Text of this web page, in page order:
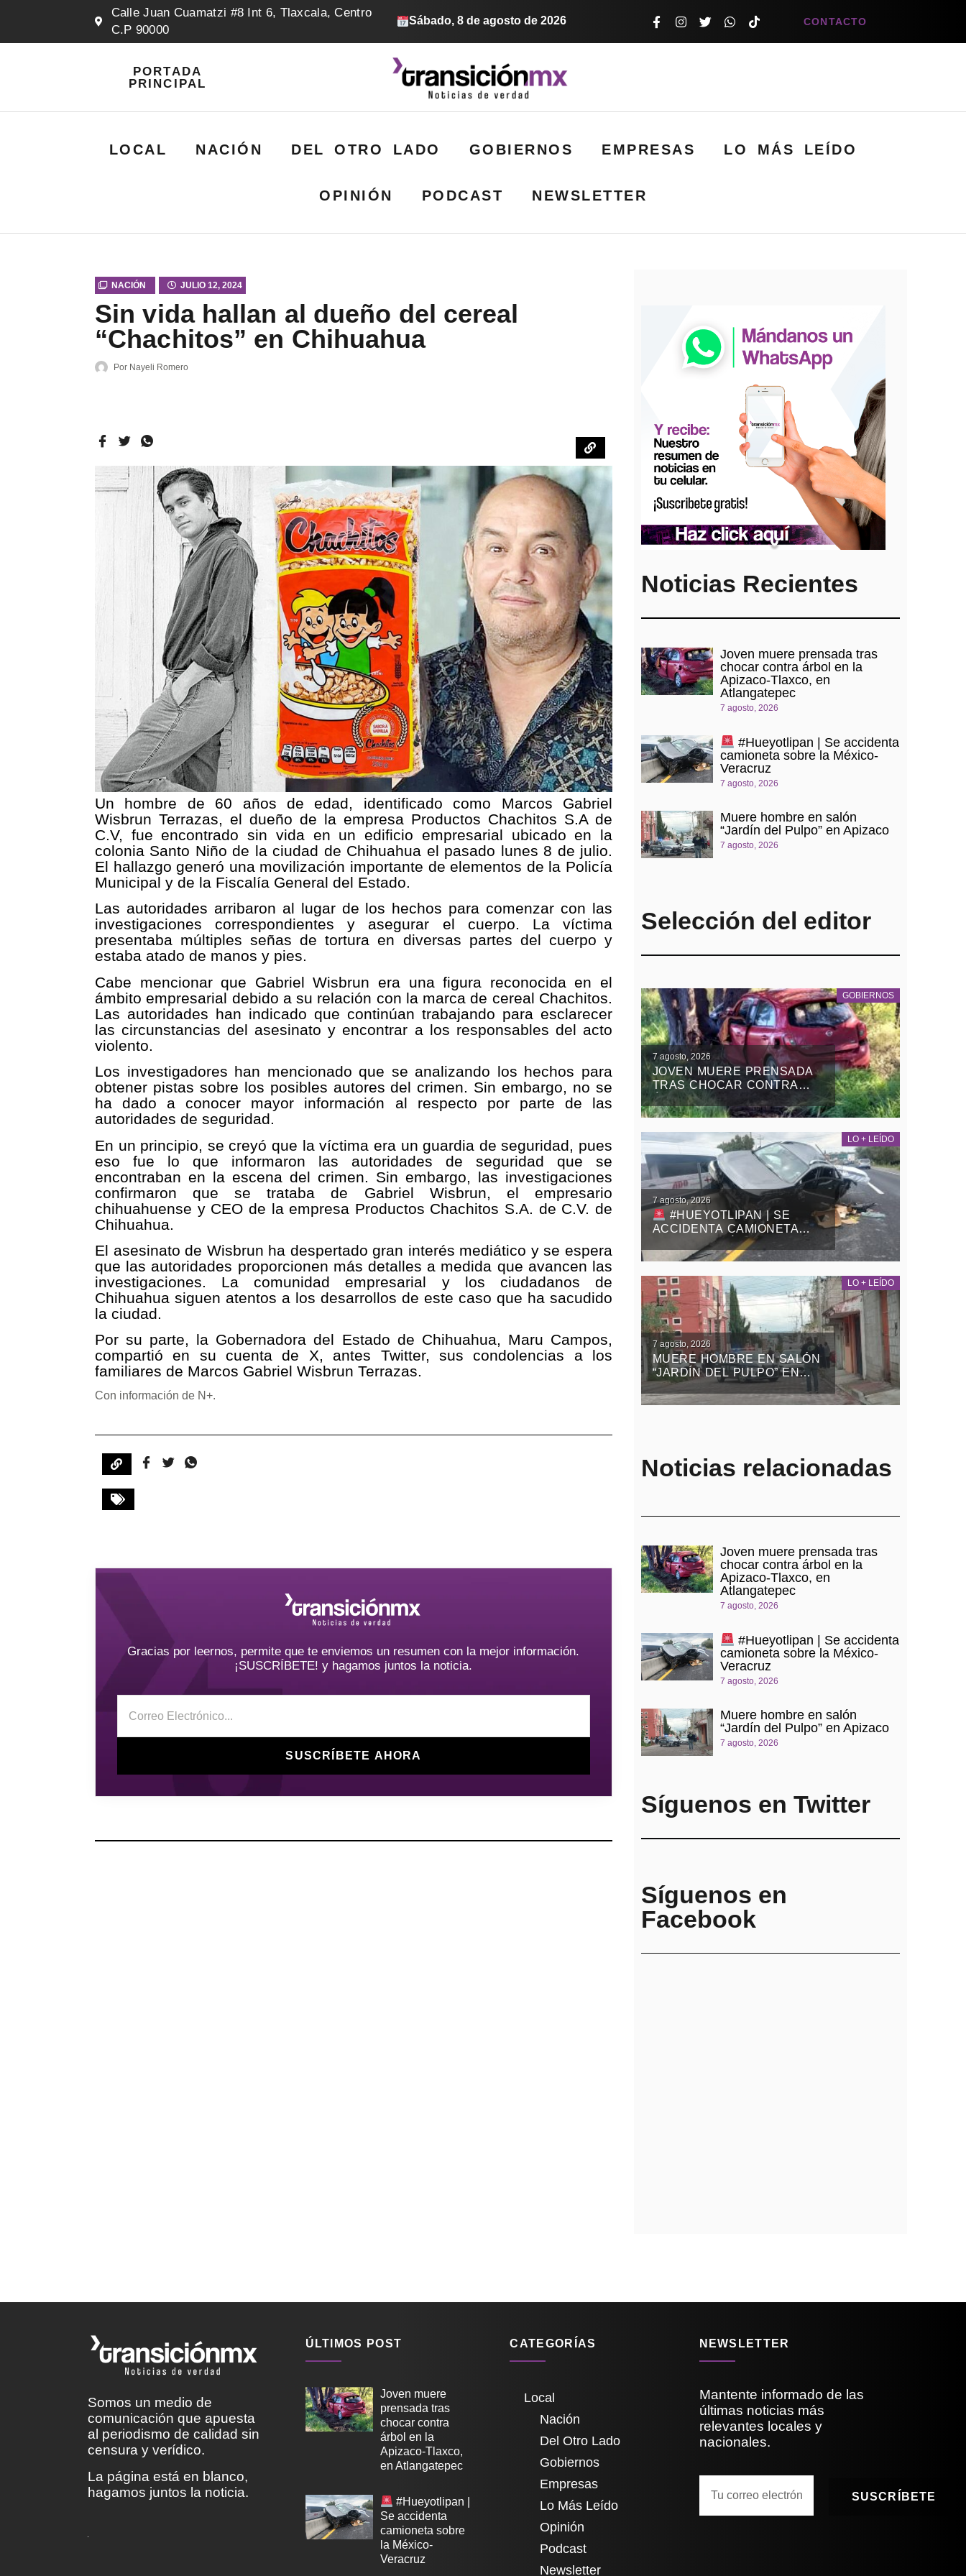
Calle Juan Cuamatzi #8 Int 6, Tlaxcala, Centro
C.P 90000
Sábado, 8 de agosto de 2026 CONTACTO
PORTADA
PRINCIPAL
LOCAL NACIÓN DEL OTRO LADO GOBIERNOS EMPRESAS LO MÁS LEÍDO
OPINIÓN PODCAST NEWSLETTER
NACIÓN JULIO 12, 2024
Sin vida hallan al dueño del cereal
“Chachitos” en Chihuahua
Por Nayeli Romero
Un hombre de 60 años de edad, identificado como Marcos Gabriel
Wisbrun Terrazas, el dueño de la empresa Productos Chachitos S.A de
C.V, fue encontrado sin vida en un edificio empresarial ubicado en la
colonia Santo Niño de la ciudad de Chihuahua el pasado lunes 8 de julio.
El hallazgo generó una movilización importante de elementos de la Policía
Municipal y de la Fiscalía General del Estado.
Las autoridades arribaron al lugar de los hechos para comenzar con las
investigaciones correspondientes y asegurar el cuerpo. La víctima
presentaba múltiples señas de tortura en diversas partes del cuerpo y
estaba atado de manos y pies.
Cabe mencionar que Gabriel Wisbrun era una figura reconocida en el
ámbito empresarial debido a su relación con la marca de cereal Chachitos.
Las autoridades han indicado que continúan trabajando para esclarecer
las circunstancias del asesinato y encontrar a los responsables del acto
violento.
Los investigadores han mencionado que se analizando los hechos para
obtener pistas sobre los posibles autores del crimen. Sin embargo, no se
ha dado a conocer mayor información al respecto por parte de las
autoridades de seguridad.
En un principio, se creyó que la víctima era un guardia de seguridad, pues
eso fue lo que informaron las autoridades de seguridad que se
encontraban en la escena del crimen. Sin embargo, las investigaciones
confirmaron que se trataba de Gabriel Wisbrun, el empresario
chihuahuense y CEO de la empresa Productos Chachitos S.A. de C.V. de
Chihuahua.
El asesinato de Wisbrun ha despertado gran interés mediático y se espera
que las autoridades proporcionen más detalles a medida que avancen las
investigaciones. La comunidad empresarial y los ciudadanos de
Chihuahua siguen atentos a los desarrollos de este caso que ha sacudido
la ciudad.
Por su parte, la Gobernadora del Estado de Chihuahua, Maru Campos,
compartió en su cuenta de X, antes Twitter, sus condolencias a los
familiares de Marcos Gabriel Wisbrun Terrazas.
Con información de N+.
Gracias por leernos, permite que te enviemos un resumen con la mejor información.
¡SUSCRÍBETE! y hagamos juntos la noticia.
SUSCRÍBETE AHORA
Noticias Recientes
Joven muere prensada tras
chocar contra árbol en la
Apizaco-Tlaxco, en
Atlangatepec
7 agosto, 2026
#Hueyotlipan | Se accidenta
camioneta sobre la México-
Veracruz
7 agosto, 2026
Muere hombre en salón
“Jardín del Pulpo” en Apizaco
7 agosto, 2026
Selección del editor
GOBIERNOS
7 agosto, 2026
JOVEN MUERE PRENSADA
TRAS CHOCAR CONTRA
ÁRBOL EN LA APIZACO-
TLAXCO, EN
LO + LEÍDO
7 agosto, 2026
#HUEYOTLIPAN | SE
ACCIDENTA CAMIONETA
SOBRE LA MÉXICO-
VERACRUZ
LO + LEÍDO
7 agosto, 2026
MUERE HOMBRE EN SALÓN
“JARDÍN DEL PULPO” EN
APIZACO
Noticias relacionadas
Joven muere prensada tras
chocar contra árbol en la
Apizaco-Tlaxco, en
Atlangatepec
7 agosto, 2026
#Hueyotlipan | Se accidenta
camioneta sobre la México-
Veracruz
7 agosto, 2026
Muere hombre en salón
“Jardín del Pulpo” en Apizaco
7 agosto, 2026
Síguenos en Twitter
Síguenos en
Facebook
Somos un medio de
comunicación que apuesta
al periodismo de calidad sin
censura y verídico.
La página está en blanco,
hagamos juntos la noticia.
ÚLTIMOS POST
Joven muere
prensada tras
chocar contra
árbol en la
Apizaco-Tlaxco,
en Atlangatepec
#Hueyotlipan |
Se accidenta
camioneta sobre
la México-
Veracruz
CATEGORÍAS
Local
Nación
Del Otro Lado
Gobiernos
Empresas
Lo Más Leído
Opinión
Podcast
Newsletter
NEWSLETTER
Mantente informado de las
últimas noticias más
relevantes locales y
nacionales.
SUSCRÍBETE